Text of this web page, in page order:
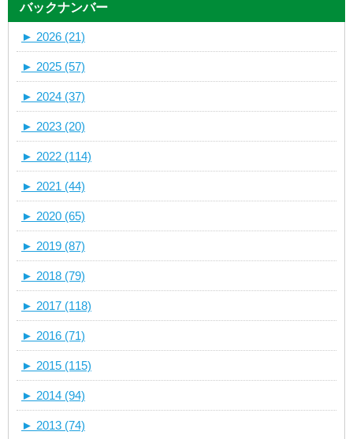
バックナンバー
► 2026 (21)
► 2025 (57)
► 2024 (37)
► 2023 (20)
► 2022 (114)
► 2021 (44)
► 2020 (65)
► 2019 (87)
► 2018 (79)
► 2017 (118)
► 2016 (71)
► 2015 (115)
► 2014 (94)
► 2013 (74)